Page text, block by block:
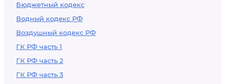
Бюджетный кодекс
Водный кодекс РФ
Воздушный кодекс РФ
ГК РФ часть 1
ГК РФ часть 2
ГК РФ часть 3